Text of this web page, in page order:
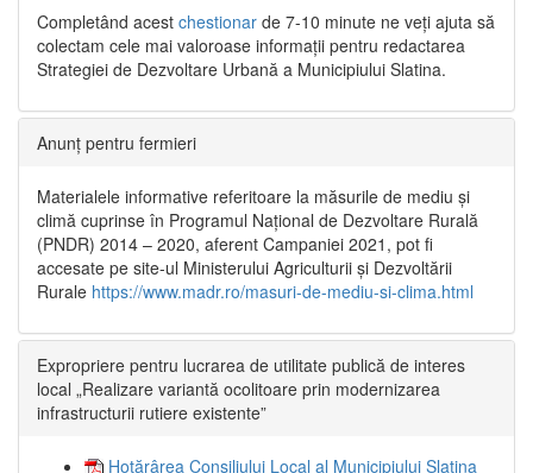
Completând acest chestionar de 7-10 minute ne veți ajuta să
colectam cele mai valoroase informații pentru redactarea
Strategiei de Dezvoltare Urbană a Municipiului Slatina.
Anunț pentru fermieri
Materialele informative referitoare la măsurile de mediu și
climă cuprinse în Programul Național de Dezvoltare Rurală
(PNDR) 2014 – 2020, aferent Campaniei 2021, pot fi
accesate pe site-ul Ministerului Agriculturii și Dezvoltării
Rurale https://www.madr.ro/masuri-de-mediu-si-clima.html
Expropriere pentru lucrarea de utilitate publică de interes
local „Realizare variantă ocolitoare prin modernizarea
infrastructurii rutiere existente”
Hotărârea Consiliului Local al Municipiului Slatina